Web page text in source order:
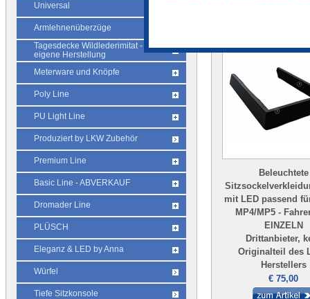
Beleuchtete
mit LED passend
MP4/MP5 -
EINZELN
Drittanbieter,
Originalteil des
Herstellers
€ 75,00
Universal
Armlehnenüberzüge
Tagesdecke Wildlederimitat -
eigene Herstellung
Meterware und Knöpfe
Poly Line
PU Light Line
Produziert by LKW Zubehör
Premium Line
Basic Line - ABVERKAUF
Dromader Line
PLÜSCH
Eleganz & LED by Anna
Würfel
Tiefe Sitzkonsole